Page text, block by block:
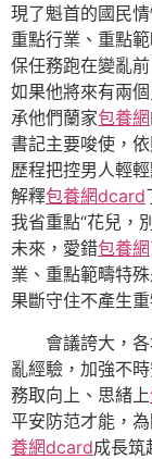
現了魁首的國民
重點行業、重點
保任務跑在變亂
如果他將來有兩
承他們蘭家包養網
書記主要唆使，
歷程把控男人輕
解釋包養網dcard
我省重點“花兒，
未來，愛錯包養網
業、重點範疇特
果斷守住不產生
會議誇大，
亂經驗，加強不
務取向上、思緒上
平安防范才能，
養網dcard成長筑